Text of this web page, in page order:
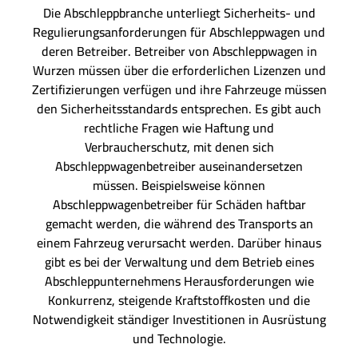
Die Abschleppbranche unterliegt Sicherheits- und
Regulierungsanforderungen für Abschleppwagen und
deren Betreiber. Betreiber von Abschleppwagen in
Wurzen müssen über die erforderlichen Lizenzen und
Zertifizierungen verfügen und ihre Fahrzeuge müssen
den Sicherheitsstandards entsprechen. Es gibt auch
rechtliche Fragen wie Haftung und
Verbraucherschutz, mit denen sich
Abschleppwagenbetreiber auseinandersetzen
müssen. Beispielsweise können
Abschleppwagenbetreiber für Schäden haftbar
gemacht werden, die während des Transports an
einem Fahrzeug verursacht werden. Darüber hinaus
gibt es bei der Verwaltung und dem Betrieb eines
Abschleppunternehmens Herausforderungen wie
Konkurrenz, steigende Kraftstoffkosten und die
Notwendigkeit ständiger Investitionen in Ausrüstung
und Technologie.